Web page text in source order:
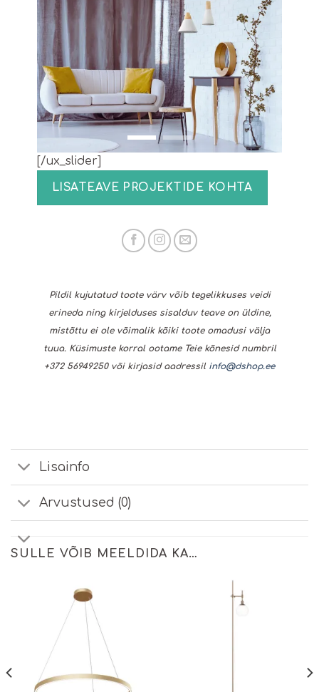
[/ux_slider]
LISATEAVE PROJEKTIDE KOHTA
Pildil kujutatud toote värv võib tegelikkuses veidi
erineda ning kirjelduses sisalduv teave on üldine,
mistõttu ei ole võimalik kõiki toote omadusi välja
tuua. Küsimuste korral ootame Teie kõnesid numbril
+372 56949250 või kirjasid aadressil info@dshop.ee
Lisainfo
Arvustused (0)
SULLE VÕIB MEELDIDA KA…